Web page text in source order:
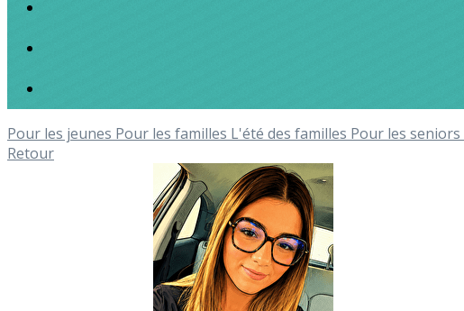
Pour les jeunes Pour les familles L'été des familles Pour les seniors
Retour